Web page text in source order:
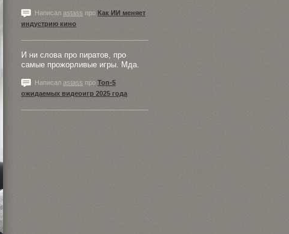
Написал astass про Как ИИ меняет
индустрию кино
И ни слова про пиратов, про
самые прожорливые игры. Мда.
Написал astass про Топ-5
ожидаемых видеоигр 2025 года